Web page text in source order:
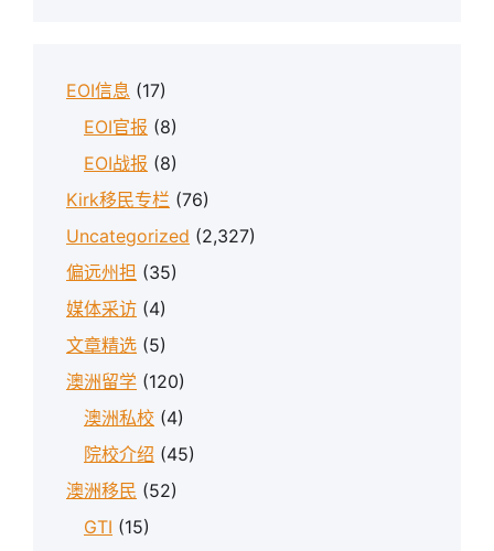
EOI信息 (17)
EOI官报 (8)
EOI战报 (8)
Kirk移民专栏 (76)
Uncategorized (2,327)
偏远州担 (35)
媒体采访 (4)
文章精选 (5)
澳洲留学 (120)
澳洲私校 (4)
院校介绍 (45)
澳洲移民 (52)
GTI (15)